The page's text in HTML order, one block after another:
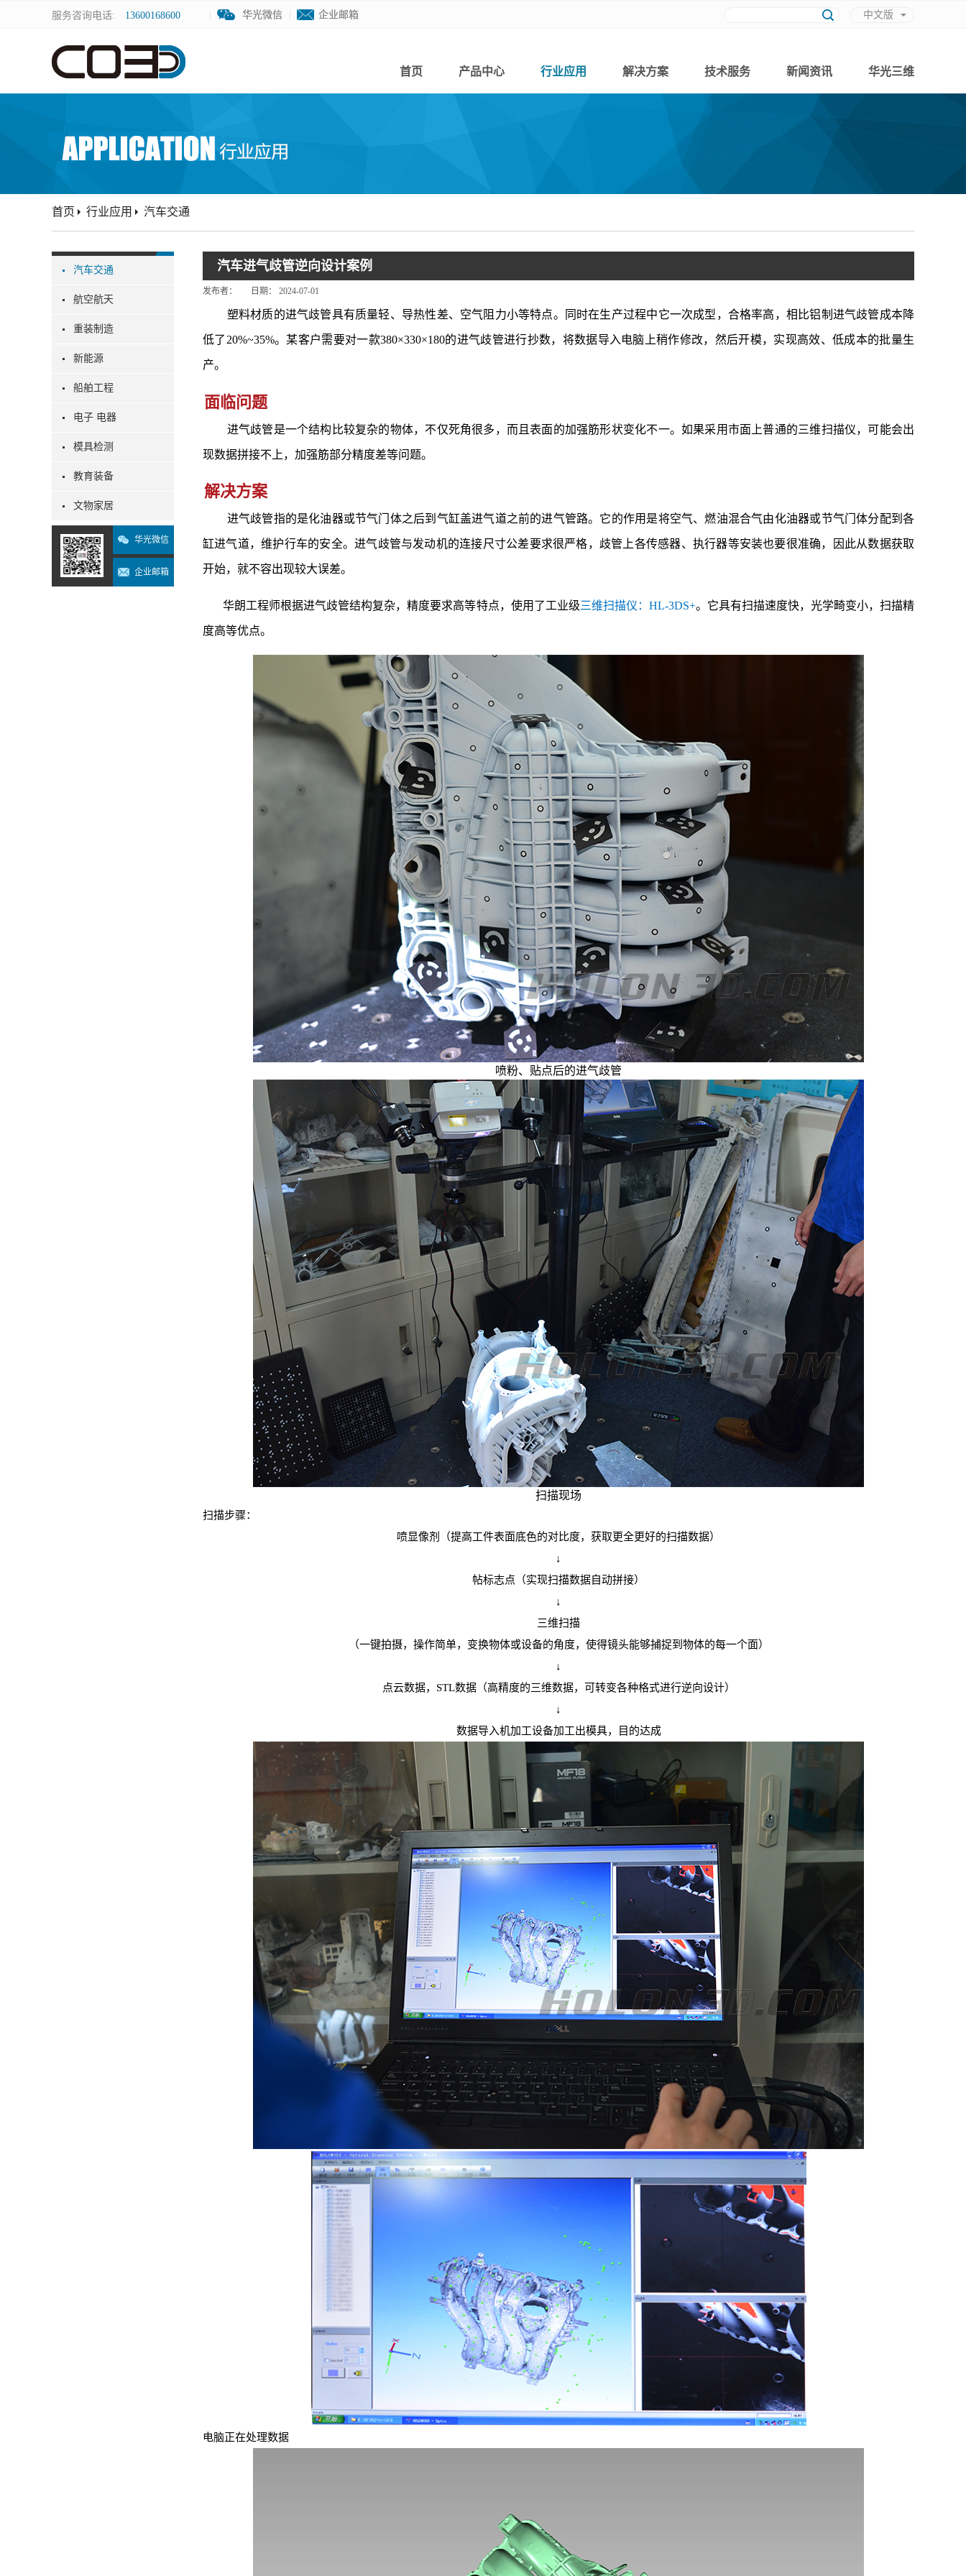
服务咨询电话: 13600168600
中文版
企业邮箱
华光微信 企业邮箱
华光微信
首页 产品中心 行业应用 解决方案 技术服务 新闻资讯 华光三维
汽车交通
航空航天
重装制造
新能源
船舶工程
电子 电器
模具检测
教育装备
文物家居
华光微信
企业邮箱
首页 行业应用 汽车交通
汽车进气歧管逆向设计案例
发布者： 日期： 2024-07-01
塑料材质的进气歧管具有质量轻、导热性差、空气阻力小等特点。同时在生产过程中它一次成型，合格率高，相比铝制进气歧管成本降
低了20%~35%。某客户需要对一款380×330×180的进气歧管进行抄数，将数据导入电脑上稍作修改，然后开模，实现高效、低成本的批量生
产。
面临问题
进气歧管是一个结构比较复杂的物体，不仅死角很多，而且表面的加强筋形状变化不一。如果采用市面上普通的三维扫描仪，可能会出
现数据拼接不上，加强筋部分精度差等问题。
解决方案
进气歧管指的是化油器或节气门体之后到气缸盖进气道之前的进气管路。它的作用是将空气、燃油混合气由化油器或节气门体分配到各
缸进气道，维护行车的安全。进气歧管与发动机的连接尺寸公差要求很严格，歧管上各传感器、执行器等安装也要很准确，因此从数据获取
开始，就不容出现较大误差。
华朗工程师根据进气歧管结构复杂，精度要求高等特点，使用了工业级三维扫描仪：HL-3DS+。它具有扫描速度快，光学畸变小，扫描精
度高等优点。
喷粉、贴点后的进气歧管
扫描现场
扫描步骤：
喷显像剂（提高工件表面底色的对比度，获取更全更好的扫描数据）
↓
帖标志点（实现扫描数据自动拼接）
↓
三维扫描
（一键拍摄，操作简单，变换物体或设备的角度，使得镜头能够捕捉到物体的每一个面）
↓
点云数据，STL数据（高精度的三维数据，可转变各种格式进行逆向设计）
↓
数据导入机加工设备加工出模具，目的达成
电脑正在处理数据